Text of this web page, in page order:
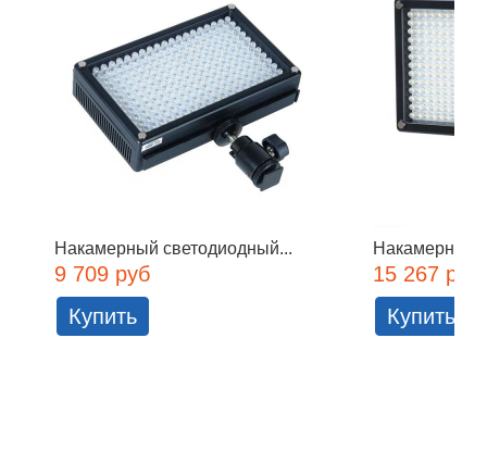
Накамерный светодиодный...
9 709 руб
Купить
Накамерный
15 267 руб
Купить